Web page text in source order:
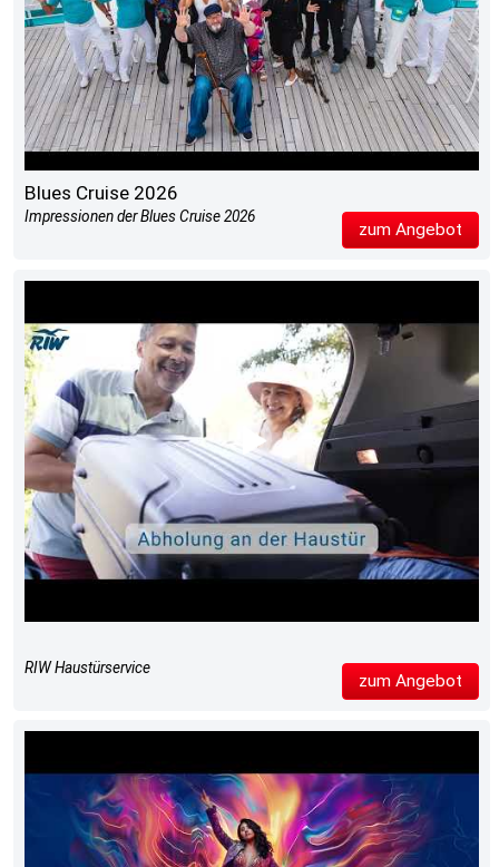
Blues Cruise 2026
Impressionen der Blues Cruise 2026
zum Angebot
RIW Haustürservice
zum Angebot